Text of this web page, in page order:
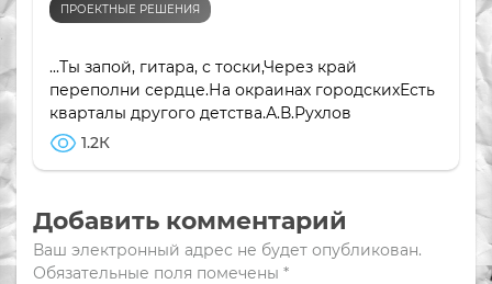
ПРОЕКТНЫЕ РЕШЕНИЯ
...Ты запой, гитара, с тоски,Через край
переполни сердце.На окраинах городскихЕсть
кварталы другого детства.А.В.Рухлов
1.2К
Добавить комментарий
Ваш электронный адрес не будет опубликован.
Обязательные поля помечены *